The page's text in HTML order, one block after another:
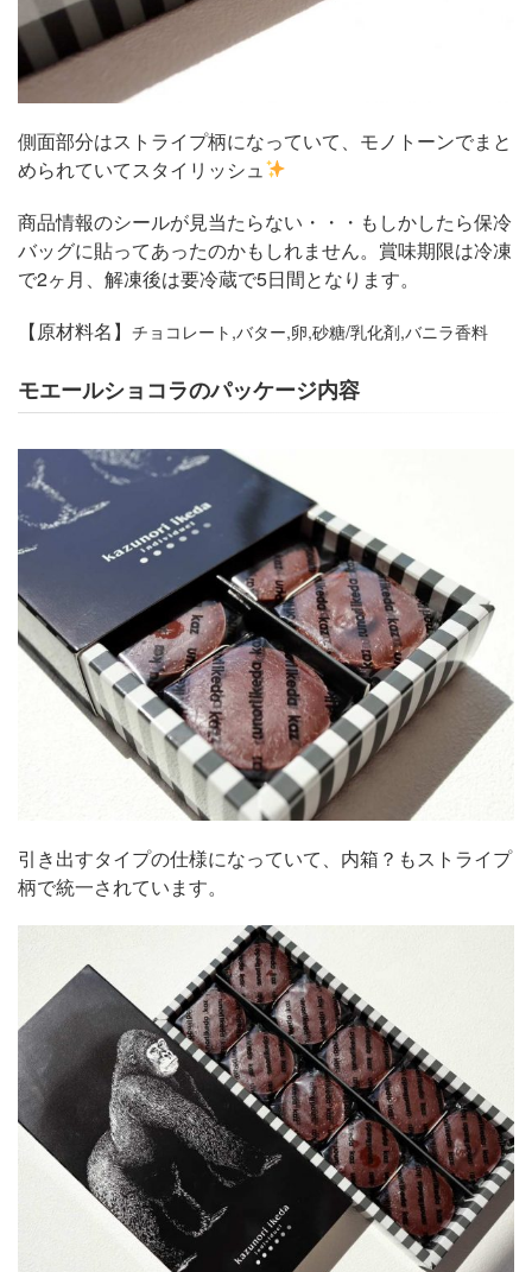
側面部分はストライプ柄になっていて、モノトーンでまと
められていてスタイリッシュ
商品情報のシールが見当たらない・・・もしかしたら保冷
バッグに貼ってあったのかもしれません。賞味期限は冷凍
で2ヶ月、解凍後は要冷蔵で5日間となります。
【原材料名】 チョコレート,バター,卵,砂糖/乳化剤,バニラ香料
モエールショコラのパッケージ内容
引き出すタイプの仕様になっていて、内箱？もストライプ
柄で統一されています。